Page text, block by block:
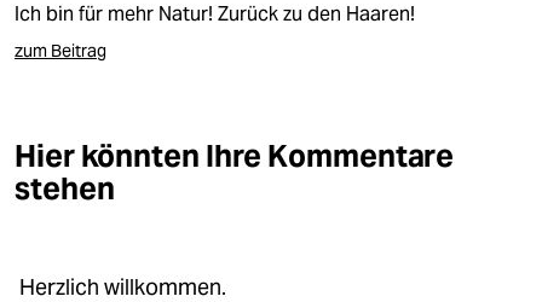
Ich bin für mehr Natur! Zurück zu den Haaren!
zum Beitrag
Hier könnten Ihre Kommentare
stehen
Herzlich willkommen.